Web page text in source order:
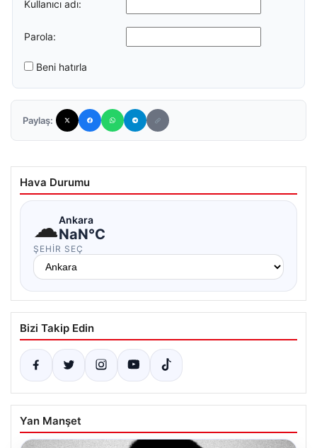
Kullanıcı adı:
Parola:
Beni hatırla
Paylaş:
Hava Durumu
☁Ankara
NaN°C
ŞEHIR SEÇ
Bizi Takip Edin
Yan Manşet